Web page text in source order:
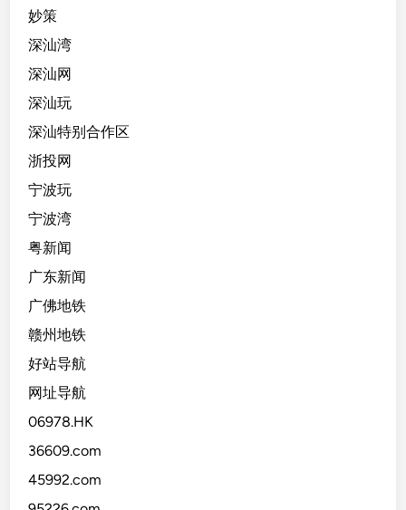
妙策
深汕湾
深汕网
深汕玩
深汕特别合作区
浙投网
宁波玩
宁波湾
粤新闻
广东新闻
广佛地铁
赣州地铁
好站导航
网址导航
06978.HK
36609.com
45992.com